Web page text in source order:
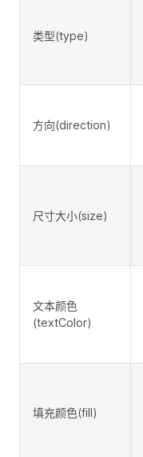
类型(type)
方向(direction)
尺寸大小(size)
文本颜色
(textColor)
填充颜色(fill)